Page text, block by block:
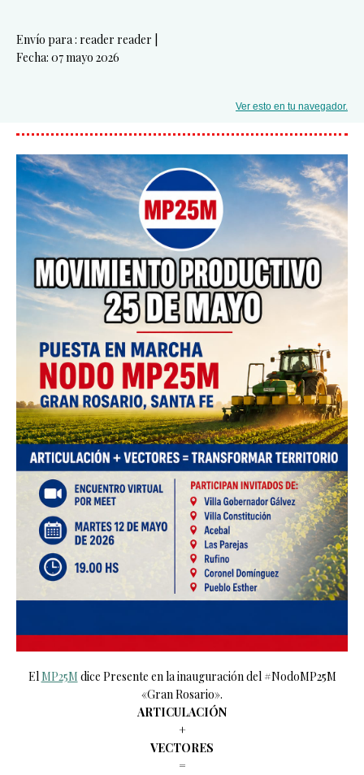
Envío para : reader reader |
Fecha: 07 mayo 2026
Ver esto en tu navegador.
ElMP25M dice Presente en la inauguración del #NodoMP25M
«Gran Rosario».
ARTICULACIÓN
️+
VECTORES
=